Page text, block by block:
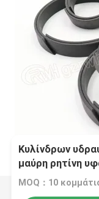
Κυλίνδρων
μαύρη ρητίνη
MOQ：10